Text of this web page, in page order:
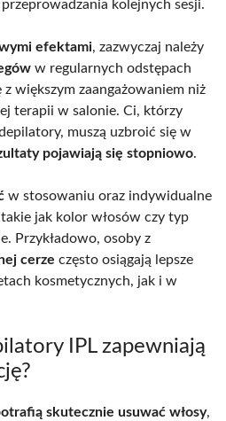
kolejnych sesji.
efektami, zazwyczaj należy
w regularnych odstępach
z większym zaangażowaniem niż
terapii w salonie. Ci, którzy
muszą uzbroić się w
pojawiają się stopniowo.
w stosowaniu oraz indywidualne
jak kolor włosów czy typ
Przykładowo, osoby z
cerze często osiągają lepsze
kosmetycznych, jak i w
IPL zapewniają
skutecznie usuwać włosy,